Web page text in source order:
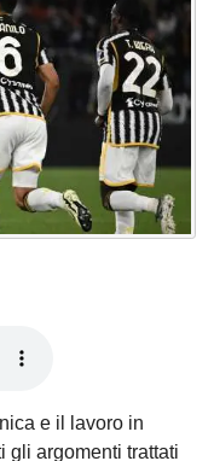
e il lavoro in
gli argomenti trattati